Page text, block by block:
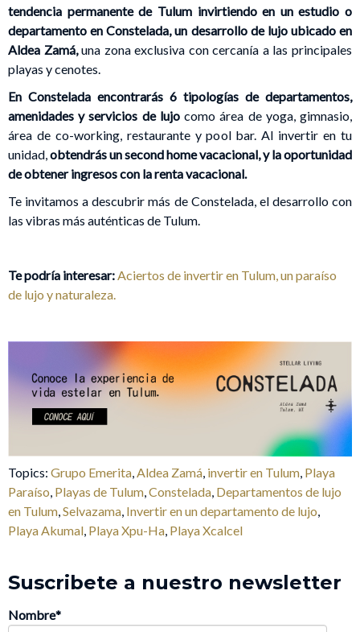
tendencia permanente de Tulum invirtiendo en un estudio o
departamento en Constelada, un desarrollo de lujo ubicado en
Aldea Zamá,una zona exclusiva con cercanía a las principales
playas y cenotes.
En Constelada encontrarás 6 tipologías de departamentos,
amenidades y servicios de lujocomo área de yoga, gimnasio,
área de co-working, restaurante y pool bar. Al invertir en tu
unidad,obtendrás un second home vacacional, y la oportunidad
de obtener ingresos con la renta vacacional.
Te invitamos a descubrir más de Constelada, el desarrollo con
las vibras más auténticas de Tulum.
Te podría interesar:Aciertos de invertir en Tulum, un paraíso
de lujo y naturaleza.
Topics: Grupo Emerita Aldea Zamá invertir en Tulum Playa
Paraíso Playas de Tulum Constelada Departamentos de lujo
en Tulum Selvazama Invertir en un departamento de lujo
Playa Akumal Playa Xpu-Ha Playa Xcalcel
Suscribete a nuestro newsletter
Nombre*